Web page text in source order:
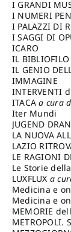
dell'Artea
I GRANDI
I NUMERI
I PALAZZI DI
Ippoliti
I SAGGI DI
Scalesse
ICARO
IL BIBLIOFILO
IL GENIO
interpretazione
IMMAGINE
INTERVENTI
dedicata alla
conservazione
Fondazione
ITACAa cura
Iter Mundi
JUGEND
LA NUOVA
LAZIO
restauri
LE RAGIONI
Lombardi
Le Storie
LUXFLUX a
Medicina e
di: Lopez
Medicina e
di: Lopez
MEMORIE
STORIA DEL